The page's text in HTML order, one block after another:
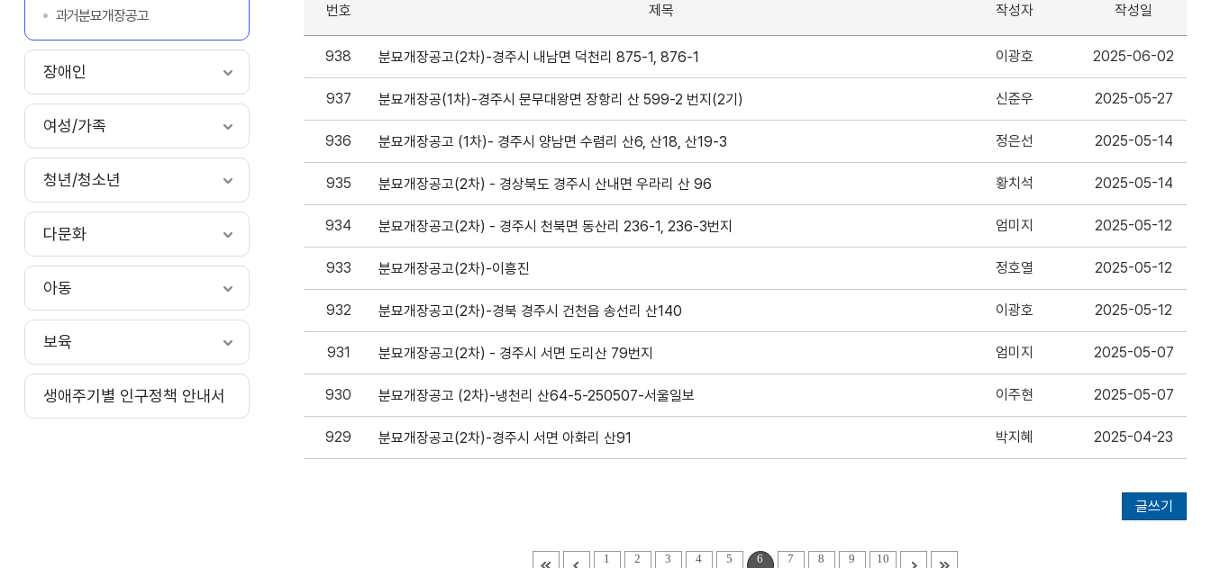
과거분묘개장공고
장애인
여성/가족
청년/청소년
다문화
아동
보육
생애주기별 인구정책 안내서
번호 제목 작성자 작성일
938 분묘개장공고(2차)-경주시 내남면 덕천리 875-1, 876-1 이광호 2025-06-02
937 분묘개장공(1차)-경주시 문무대왕면 장항리 산 599-2 번지(2기) 신준우 2025-05-27
936 분묘개장공고 (1차)- 경주시 양남면 수렴리 산6, 산18, 산19-3 정은선 2025-05-14
935 분묘개장공고(2차) - 경상북도 경주시 산내면 우라리 산 96 황치석 2025-05-14
934 분묘개장공고(2차) - 경주시 천북면 동산리 236-1, 236-3번지 엄미지 2025-05-12
933 분묘개장공고(2차)-이흥진 정호열 2025-05-12
932 분묘개장공고(2차)-경북 경주시 건천읍 송선리 산140 이광호 2025-05-12
931 분묘개장공고(2차) - 경주시 서면 도리산 79번지 엄미지 2025-05-07
930 분묘개장공고 (2차)-냉천리 산64-5-250507-서울일보 이주현 2025-05-07
929 분묘개장공고(2차)-경주시 서면 아화리 산91 박지혜 2025-04-23
글쓰기
1 2 3 4 5 6 7 8 9 10